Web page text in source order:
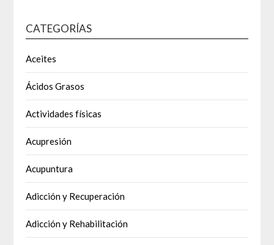
CATEGORÍAS
Aceites
Ácidos Grasos
Actividades físicas
Acupresión
Acupuntura
Adicción y Recuperación
Adicción y Rehabilitación